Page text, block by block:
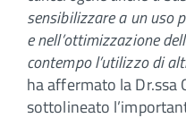
sensibilizzare a un uso
e nell’ottimizzazione
contempo l’utilizzo di
ha affermato la Dr.ssa
sottolineato